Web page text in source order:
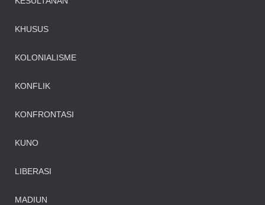
KHUSUS
KOLONIALISME
KONFLIK
KONFRONTASI
KUNO
LIBERASI
MADIUN